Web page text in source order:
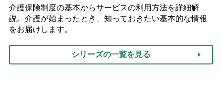
介護保険制度の基本からサービスの利用方法を詳細解
説。介護が始まったとき、知っておきたい基本的な情報
をお届けします。
シリーズの一覧を見る